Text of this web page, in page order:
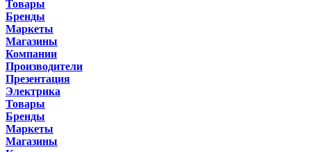
Товары
Бренды
Маркеты
Магазины
Компании
Производители
Презентация
Электрика
Товары
Бренды
Маркеты
Магазины